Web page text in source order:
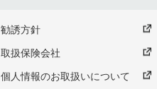
勧誘方針
取扱保険会社
個人情報のお取扱いについて